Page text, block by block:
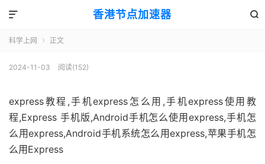
香港节点加速器 

科学上网  正文
2024-11-03 阅读(152)
express教程,手机express怎么用,手机express使用教
程,Express 手机版,Android手机怎么使用express,手机怎
么用express,Android手机系统怎么用express,苹果手机怎
么用Express